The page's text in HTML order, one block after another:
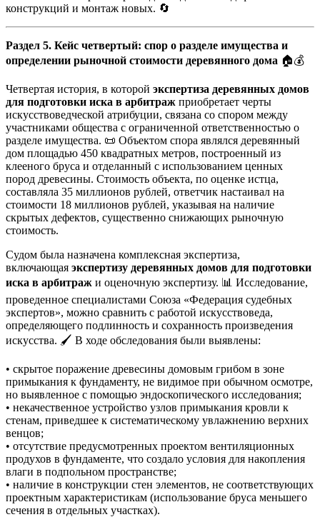
конструкций и монтаж новых. 🔄
Раздел 5. Кейс четвертый: спор о разделе имущества и
определении рыночной стоимости деревянного дома 🏠💰
Четвертая история, в которой экспертиза деревянных домов
для подготовки иска в арбитраж приобретает черты
искусствоведческой атрибуции, связана со спором между
участниками общества с ограниченной ответственностью о
разделе имущества. 📜 Объектом спора являлся деревянный
дом площадью 450 квадратных метров, построенный из
клееного бруса и отделанный с использованием ценных
пород древесины. Стоимость объекта, по оценке истца,
составляла 35 миллионов рублей, ответчик настаивал на
стоимости 18 миллионов рублей, указывая на наличие
скрытых дефектов, существенно снижающих рыночную
стоимость.
Судом была назначена комплексная экспертиза,
включающая экспертизу деревянных домов для подготовки
иска в арбитраж и оценочную экспертизу. 📊 Исследование,
проведенное специалистами Союза «Федерация судебных
экспертов», можно сравнить с работой искусствоведа,
определяющего подлинность и сохранность произведения
искусства. 🖌️ В ходе обследования были выявлены:
• скрытое поражение древесины домовым грибом в зоне
примыкания к фундаменту, не видимое при обычном осмотре,
но выявленное с помощью эндоскопического исследования;
• некачественное устройство узлов примыкания кровли к
стенам, приведшее к систематическому увлажнению верхних
венцов;
• отсутствие предусмотренных проектом вентиляционных
продухов в фундаменте, что создало условия для накопления
влаги в подпольном пространстве;
• наличие в конструкции стен элементов, не соответствующих
проектным характеристикам (использование бруса меньшего
сечения в отдельных участках).